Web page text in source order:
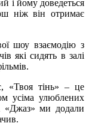
і йому доведеться
ніж він отримає
шоу взаємодію з
які сидять в залі
«Твоя тінь» – це
усіма улюблених
«Джаз» ми додали